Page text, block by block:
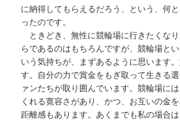
に納得してもらえるだろう、という、何
ったのです。
ときどき、無性に競輪場に行きたくな
らであるのはもちろんですが、競輪場と
いう気持ちが、まずあるように思います
す。自分の力で賞金をもぎ取って生きる
ァンたちが取り囲んでいます。競輪場に
くれる寛容さがあり、かつ、お互いの金
距離感もあります。あくまでも私の場合